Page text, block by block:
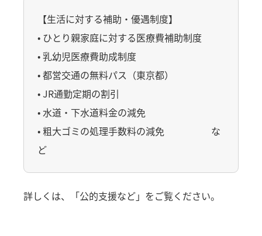
【生活に対する補助・優遇制度】
• ひとり親家庭に対する医療費補助制度
• 乳幼児医療費助成制度
• 都営交通の無料パス（東京都）
• JR通勤定期の割引
• 水道・下水道料金の減免
• 粗大ゴミの処理手数料の減免 な
ど
詳しくは、 「公的支援など」 をご覧ください。